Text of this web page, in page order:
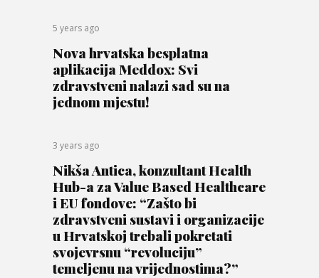
5 years ago
Nova hrvatska besplatna
aplikacija Meddox: Svi
zdravstveni nalazi sad su na
jednom mjestu!
3 years ago
Nikša Antica, konzultant Health
Hub-a za Value Based Healthcare
i EU fondove: “Zašto bi
zdravstveni sustavi i organizacije
u Hrvatskoj trebali pokretati
svojevrsnu “revoluciju”
temeljenu na vrijednostima?”